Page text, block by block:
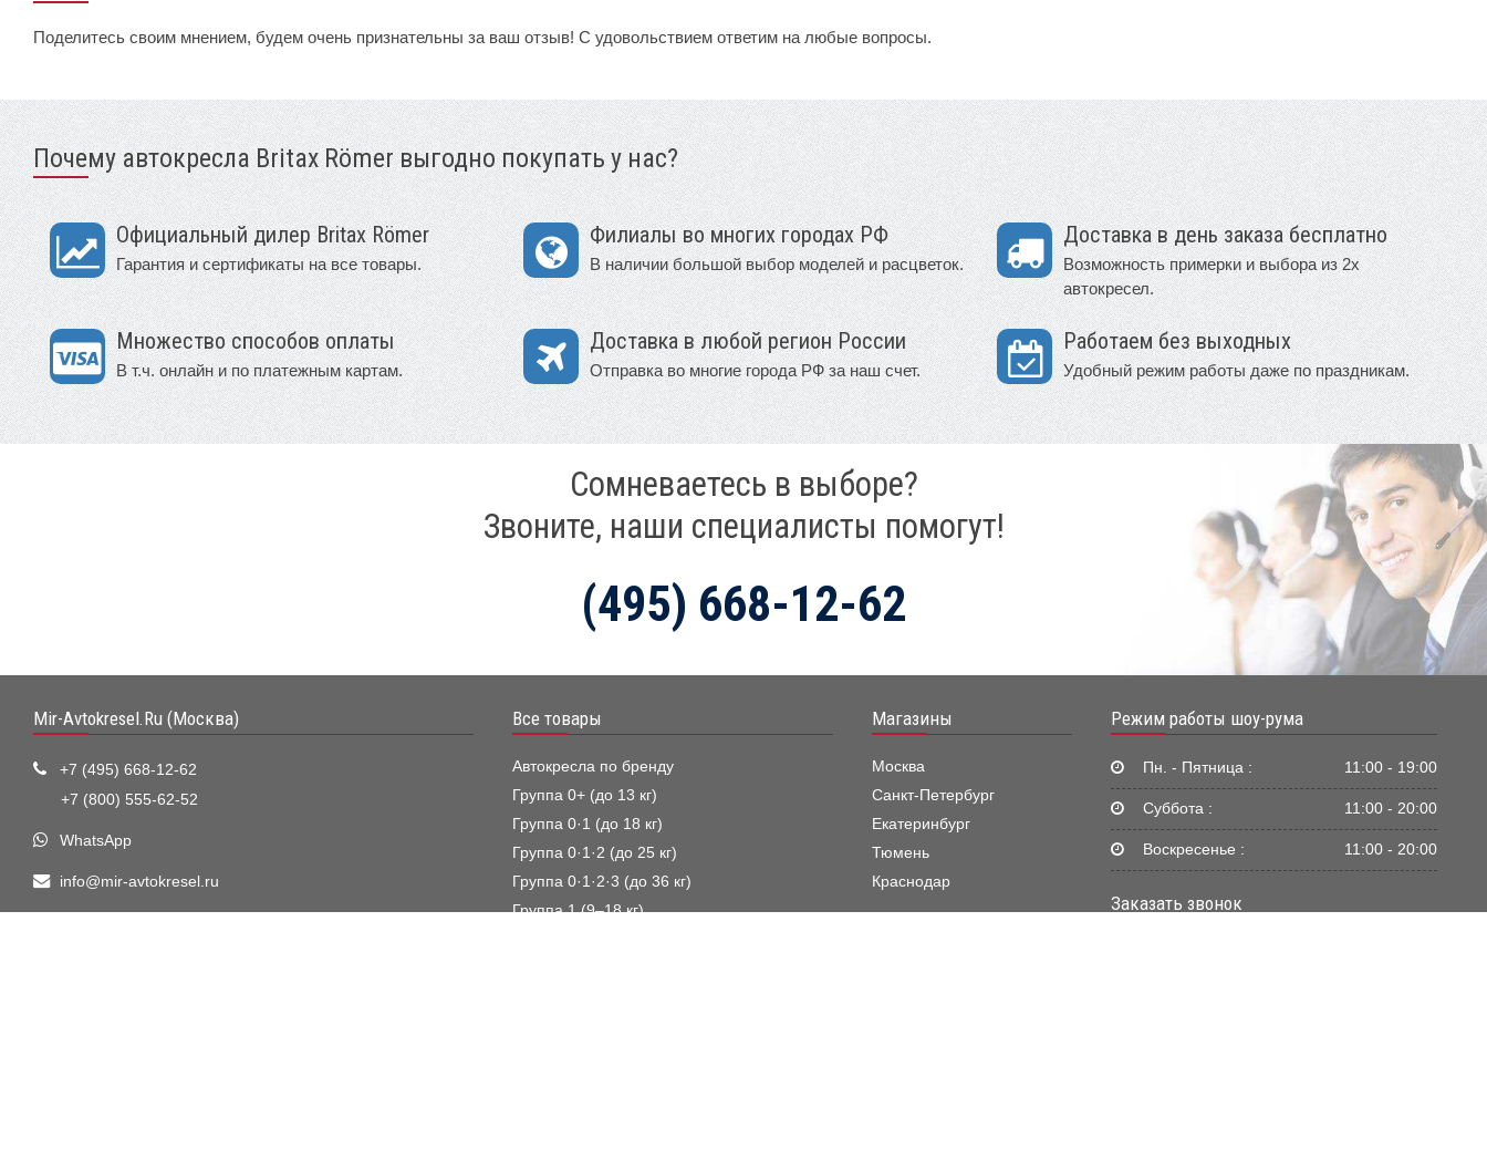
Поделитесь своим мнением, будем очень признательны за ваш отзыв! С удовольствием ответим на любые вопросы.
Почему автокресла Britax Römer выгодно покупать у нас?
Официальный дилер Britax Römer
Гарантия и сертификаты на все товары.
Филиалы во многих городах РФ
В наличии большой выбор моделей и расцветок.
Доставка в день заказа бесплатно
Возможность примерки и выбора из 2х
автокресел.
Множество способов оплаты
В т.ч. онлайн и по платежным картам.
Доставка в любой регион России
Отправка во многие города РФ за наш счет.
Работаем без выходных
Удобный режим работы даже по праздникам.
Сомневаетесь в выборе?
Звоните, наши специалисты помогут!
(495) 668-12-62
Mir-Avtokresel.Ru (Москва)
+7 (495) 668-12-62
+7 (800) 555-62-52
WhatsApp
info@mir-avtokresel.ru
Все товары
Автокресла по бренду
Группа 0+ (до 13 кг)
Группа 0·1 (до 18 кг)
Группа 0·1·2 (до 25 кг)
Группа 0·1·2·3 (до 36 кг)
Группа 1 (9–18 кг)
Магазины
Москва
Санкт-Петербург
Екатеринбург
Тюмень
Краснодар
Режим работы шоу-рума
Пн. - Пятница : 11:00 - 19:00
Суббота : 11:00 - 20:00
Воскресенье : 11:00 - 20:00
Заказать звонок